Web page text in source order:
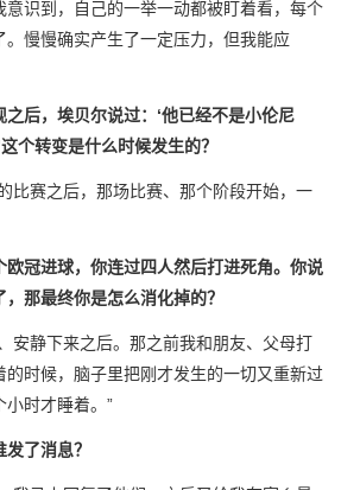
意识到，自己的一举一动都被盯着看，每个
。慢慢确实产生了一定压力，但我能应
后，埃贝尔说过：‘他已经不是小伦尼
个转变是什么时候发生的？
比赛之后，那场比赛、那个阶段开始，一
欧冠进球，你连过四人然后打进死角。你说
那最终你是怎么消化掉的？
安静下来之后。那之前我和朋友、父母打
的时候，脑子里把刚才发生的一切又重新过
小时才睡着。”
了消息？